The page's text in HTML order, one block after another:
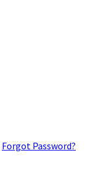
Forgot Password?